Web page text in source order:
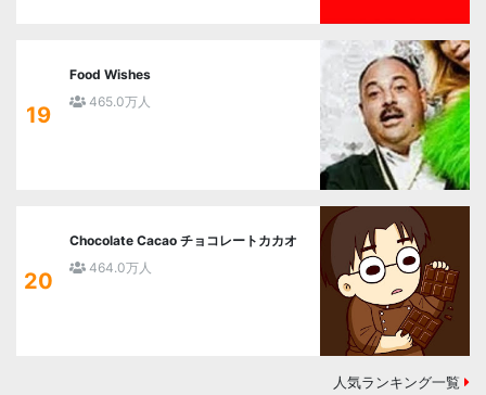
19
Food Wishes
465.0万人
20
Chocolate Cacao チョコレートカカオ
464.0万人
人気ランキング一覧